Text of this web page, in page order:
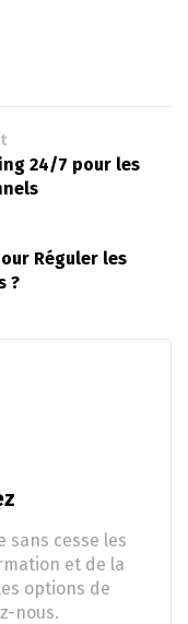
24/7 pour les
Réguler les
?
sans cesse les
et de la
options de
nous.